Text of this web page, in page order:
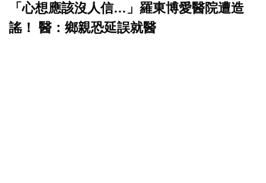
「心想應該沒人信…」羅東博愛醫院遭造
謠！ 醫：鄉親恐延誤就醫